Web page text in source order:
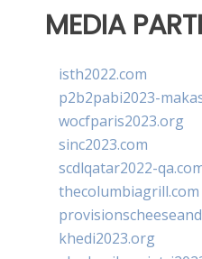
MEDIA
isth2022.com
p2b2pabi2023-
wocfparis2023.org
sinc2023.com
scdlqatar2022-
thecolumbiagrill.com
khedi2023.org